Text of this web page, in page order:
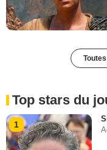
Top stars du
1